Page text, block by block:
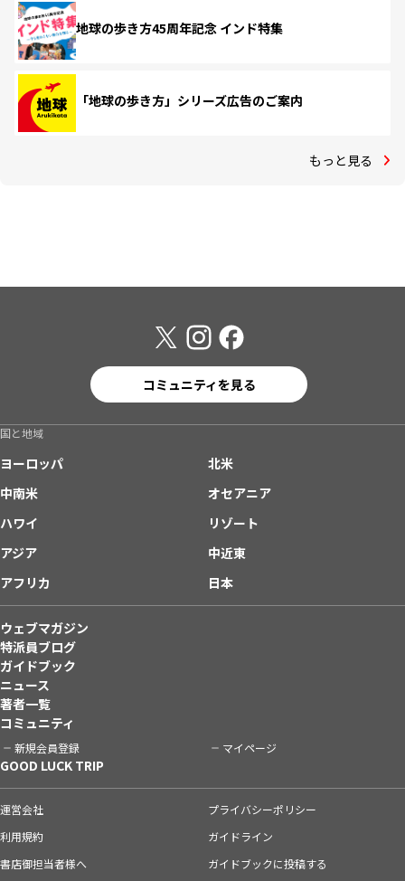
地球の歩き方45周年記念 インド特集
「地球の歩き方」シリーズ広告のご案内
もっと見る
コミュニティを見る
国と地域
ヨーロッパ
北米
中南米
オセアニア
ハワイ
リゾート
アジア
中近東
アフリカ
日本
ウェブマガジン
特派員ブログ
ガイドブック
ニュース
著者一覧
コミュニティ
新規会員登録 マイページ
GOOD LUCK TRIP
運営会社
プライバシーポリシー
利用規約
ガイドライン
書店御担当者様へ
ガイドブックに投稿する